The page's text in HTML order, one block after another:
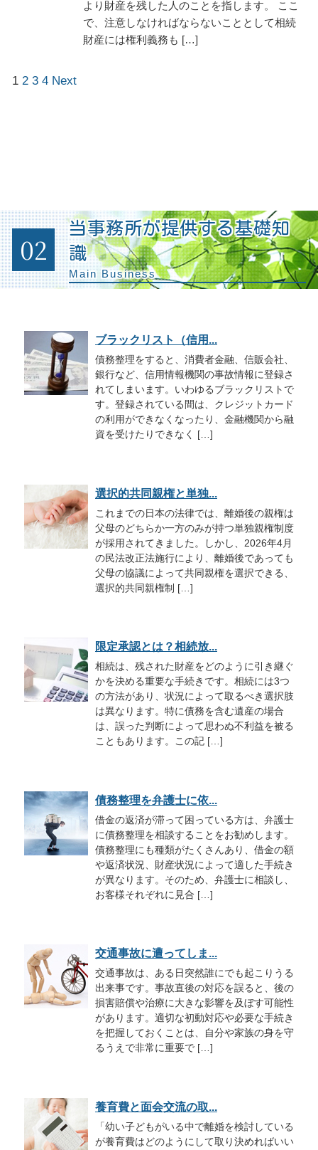
より財産を残した人のことを指します。 ここ
で、注意しなければならないこととして相続
財産には権利義務も […]
1 2 3 4 Next
02
当事務所が提供する基礎知
識
Main Business
ブラックリスト（信用...
債務整理をすると、消費者金融、信販会社、
銀行など、信用情報機関の事故情報に登録さ
れてしまいます。いわゆるブラックリストで
す。登録されている間は、クレジットカード
の利用ができなくなったり、金融機関から融
資を受けたりできなく […]
選択的共同親権と単独...
これまでの日本の法律では、離婚後の親権は
父母のどちらか一方のみが持つ単独親権制度
が採用されてきました。しかし、2026年4月
の民法改正法施行により、離婚後であっても
父母の協議によって共同親権を選択できる、
選択的共同親権制 […]
限定承認とは？相続放...
相続は、残された財産をどのように引き継ぐ
かを決める重要な手続きです。相続には3つ
の方法があり、状況によって取るべき選択肢
は異なります。特に債務を含む遺産の場合
は、誤った判断によって思わぬ不利益を被る
こともあります。この記 […]
債務整理を弁護士に依...
借金の返済が滞って困っている方は、弁護士
に債務整理を相談することをお勧めします。
債務整理にも種類がたくさんあり、借金の額
や返済状況、財産状況によって適した手続き
が異なります。そのため、弁護士に相談し、
お客様それぞれに見合 […]
交通事故に遭ってしま...
交通事故は、ある日突然誰にでも起こりうる
出来事です。事故直後の対応を誤ると、後の
損害賠償や治療に大きな影響を及ぼす可能性
があります。適切な初動対応や必要な手続き
を把握しておくことは、自分や家族の身を守
るうえで非常に重要で […]
養育費と面会交流の取...
「幼い子どもがいる中で離婚を検討している
が養育費はどのようにして取り決めればいい